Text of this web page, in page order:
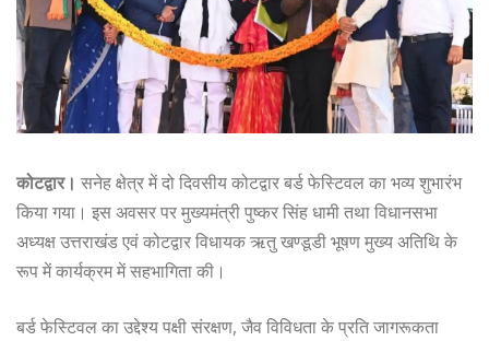
कोटद्वार। सनेह क्षेत्र में दो दिवसीय कोटद्वार बर्ड फेस्टिवल का भव्य शुभारंभ
किया गया। इस अवसर पर मुख्यमंत्री पुष्कर सिंह धामी तथा विधानसभा
अध्यक्ष उत्तराखंड एवं कोटद्वार विधायक ऋतु खण्डूडी भूषण मुख्य अतिथि के
रूप में कार्यक्रम में सहभागिता की।
बर्ड फेस्टिवल का उद्देश्य पक्षी संरक्षण, जैव विविधता के प्रति जागरूकता